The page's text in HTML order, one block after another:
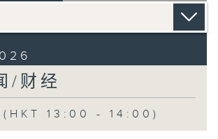
/财经
13:00 - 14:00)